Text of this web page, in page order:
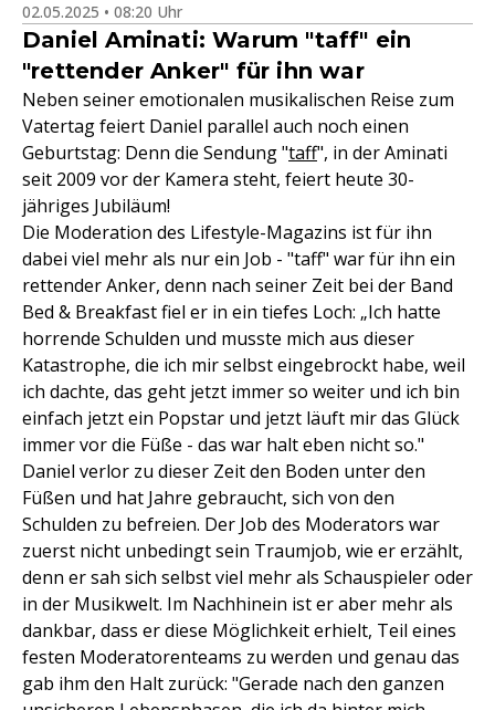
02.05.2025 • 08:20 Uhr
Daniel Aminati: Warum "taff" ein
"rettender Anker" für ihn war
Neben seiner emotionalen musikalischen Reise zum
Vatertag feiert Daniel parallel auch noch einen
Geburtstag: Denn die Sendung "taff", in der Aminati
seit 2009 vor der Kamera steht, feiert heute 30-
jähriges Jubiläum!
Die Moderation des Lifestyle-Magazins ist für ihn
dabei viel mehr als nur ein Job - "taff" war für ihn ein
rettender Anker, denn nach seiner Zeit bei der Band
Bed & Breakfast fiel er in ein tiefes Loch: „Ich hatte
horrende Schulden und musste mich aus dieser
Katastrophe, die ich mir selbst eingebrockt habe, weil
ich dachte, das geht jetzt immer so weiter und ich bin
einfach jetzt ein Popstar und jetzt läuft mir das Glück
immer vor die Füße - das war halt eben nicht so."
Daniel verlor zu dieser Zeit den Boden unter den
Füßen und hat Jahre gebraucht, sich von den
Schulden zu befreien. Der Job des Moderators war
zuerst nicht unbedingt sein Traumjob, wie er erzählt,
denn er sah sich selbst viel mehr als Schauspieler oder
in der Musikwelt. Im Nachhinein ist er aber mehr als
dankbar, dass er diese Möglichkeit erhielt, Teil eines
festen Moderatorenteams zu werden und genau das
gab ihm den Halt zurück: "Gerade nach den ganzen